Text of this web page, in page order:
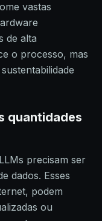
vastas
de alta
o processo, mas
quantidades
precisam ser
dados. Esses
podem
ou